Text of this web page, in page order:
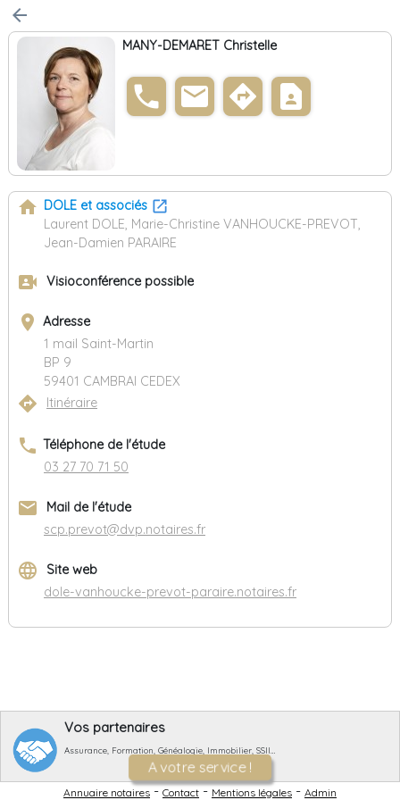
arrow_back
MANY-DEMARET Christelle
phone email directions contact_page
home DOLE et associés
Laurent DOLE, Marie-Christine VANHOUCKE-PREVOT,
Jean-Damien PARAIRE
video_camera_front Visioconférence possible
place Adresse
1 mail Saint-Martin
BP 9
59401 CAMBRAI CEDEX
directions Itinéraire
phone Téléphone de l'étude
03 27 70 71 50
email
Mail de l'étude
scp.prevot@dvp.notaires.fr
language
Site web
dole-vanhoucke-prevot-paraire.notaires.fr
Vos partenaires
Assurance, Formation, Généalogie, Immobilier, SSII…
A votre service !
Annuaire notaires-Contact-Mentions légales - Admin